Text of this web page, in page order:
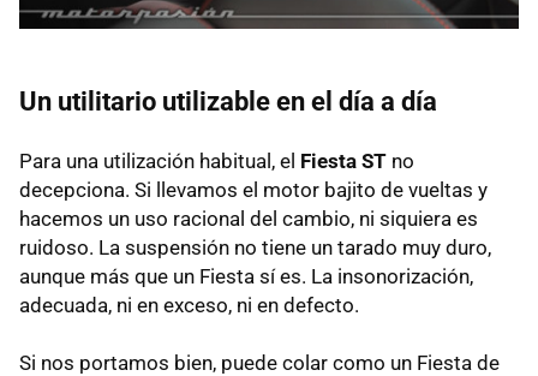
Un utilitario utilizable en el día a día
Para una utilización habitual, el Fiesta ST no
decepciona. Si llevamos el motor bajito de vueltas y
hacemos un uso racional del cambio, ni siquiera es
ruidoso. La suspensión no tiene un tarado muy duro,
aunque más que un Fiesta sí es. La insonorización,
adecuada, ni en exceso, ni en defecto.
Si nos portamos bien, puede colar como un Fiesta de